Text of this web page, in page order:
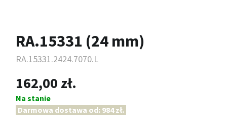
RA.15331 (24 mm)
RA.15331.2424.7070.L
162,00 zł.
Na stanie
Darmowa dostawa od: 984 zł.